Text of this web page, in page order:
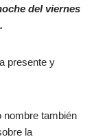
del viernes
presente y
nombre también
la